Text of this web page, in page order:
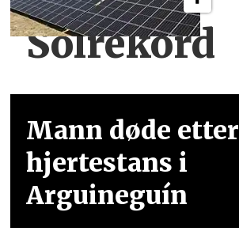
Solrekord
Mann døde etter
hjertestans i
Arguineguín